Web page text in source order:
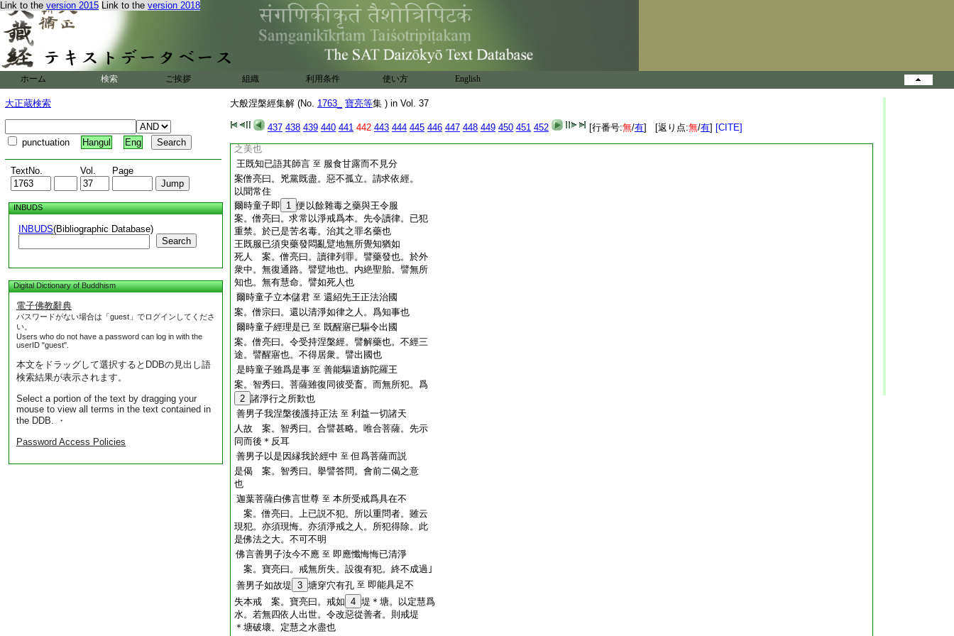
Link to the version 2015 Link to the version 2018
ホーム 検索 ご挨拶 組織 利用条件 使い方 English
大正蔵検索
punctuation Hangul Eng
TextNo. Vol. Page
INBUDS
INBUDS(Bibliographic Database)
Search
Digital Dictionary of Buddhism
電子佛教辭典
パスワードがない場合は「guest」でログインしてくださ
い。
Users who do not have a password can log in with the
userID "guest".
本文をドラッグして選択するとDDBの見出し語
検索結果が表示されます。
Select a portion of the text by dragging your
mouse to view all terms in the text contained in
the DDB. ・
Password Access Policies
大般涅槃經集解 (No. 1763_ 寶亮等集 ) in Vol. 37
437 438 439 440 441 442 443 444 445 446 447 448 449 450 451 452 [行番号:無/有] [返り点:無/有] [CITE]
案。僧亮曰。不知有此經。復未知師之所好。
便持去者。但行經求常也
是時童子聞王語已即持歸家 案。僧亮曰。
菩薩以弘通。爲心宅也。得經而流布。謂之還
請諸大臣而共食之 案。僧亮曰。知事既許
弘經。於是弘通之人。便有勢力。然行經求常。
以淨戒爲本。制惡比丘。皆除不 14 淨物。修常
住之因。譬共食也
諸臣食已即共白王快哉大師有是甘露不死
之美也
王既知已語其師言 至 服食甘露而不見分
案僧亮曰。兇黨既盡。惡不孤立。請求依經。
以聞常住
爾時童子即
1 便以餘雜毒之藥與王令服
案。僧亮曰。求常以淨戒爲本。先令讀律。已犯
重禁。於已是苦名毒。治其之罪名藥也
王既服已須臾藥發悶亂躄地無所覺知猶如
死人 案。僧亮曰。讀律列罪。譬藥發也。於外
衆中。無復通路。譬躄地也。内絶聖胎。譬無所
知也。無有慧命。譬如死人也
爾時童子立本儲君 至 還紹先王正法治國
案。僧宗曰。還以清淨如律之人。爲知事也
爾時童子經理是已 至 既醒寤已驅令出國
案。僧亮曰。令受持涅槃經。譬解藥也。不經三
途。譬醒寤也。不得居衆。譬出國也
是時童子雖爲是事 至 善能驅遣旃陀羅王
案。智秀曰。菩薩雖復同彼受畜。而無所犯。爲
2 諸淨行之所歎也
善男子我涅槃後護持正法 至 利益一切諸天
人故 案。智秀曰。合譬甚略。唯合菩薩。先示
同而後＊反耳
善男子以是因縁我於經中 至 但爲菩薩而説
是偈 案。智秀曰。擧譬答問。會前二偈之意
也
迦葉菩薩白佛言世尊 至 本所受戒爲具在不
案。僧亮曰。上已説不犯。所以重問者。雖云
現犯。亦須現悔。亦須淨戒之人。所犯得除。此
是佛法之大。不可不明
佛言善男子汝今不應 至 即應懺悔悔已清淨
案。寶亮曰。戒無所失。設復有犯。終不成過｣
善男子如故堤 3 塘穿穴有孔 至 即能具足不
失本戒 案。寶亮曰。戒如 4 堤＊塘。以定慧爲
水。若無四依人出世。令改惡從善者。則戒堤
＊塘破壞。定慧之水盡也